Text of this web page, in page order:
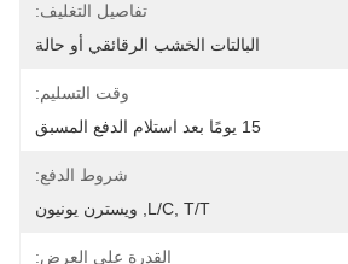
تفاصيل التغليف:
البالتات الخشب الرقائقي أو حالة
وقت التسليم:
15 يومًا بعد استلام الدفع المسبق
شروط الدفع:
L/C, T/T, ويسترن يونيون
القدرة على العرض: